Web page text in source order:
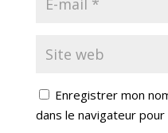
Enregistrer mon
dans le navigateur